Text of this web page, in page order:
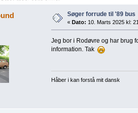
Søger forrude til '89 bus
« Dato: 10. Marts 2025 kl:
Jeg bor i Rodøvre og har brug
information. Tak
Håber i kan forstå mit dansk